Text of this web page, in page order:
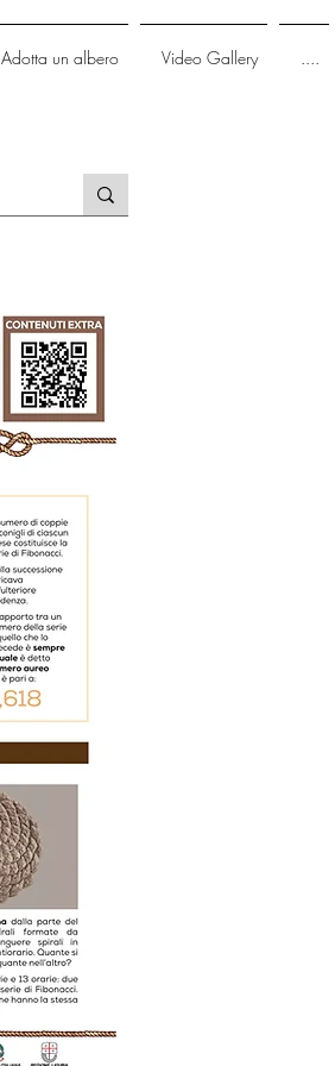
Adotta un albero Video Gallery ....